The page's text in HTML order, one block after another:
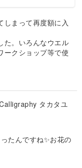
しまって再度額に入
た。いろんなウエル
ークショップ等で使
タカタユ
たんですね✨お花の